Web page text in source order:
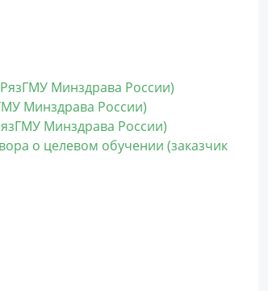
Минздрава России)
Минздрава России)
Минздрава России)
о целевом обучении (заказчик